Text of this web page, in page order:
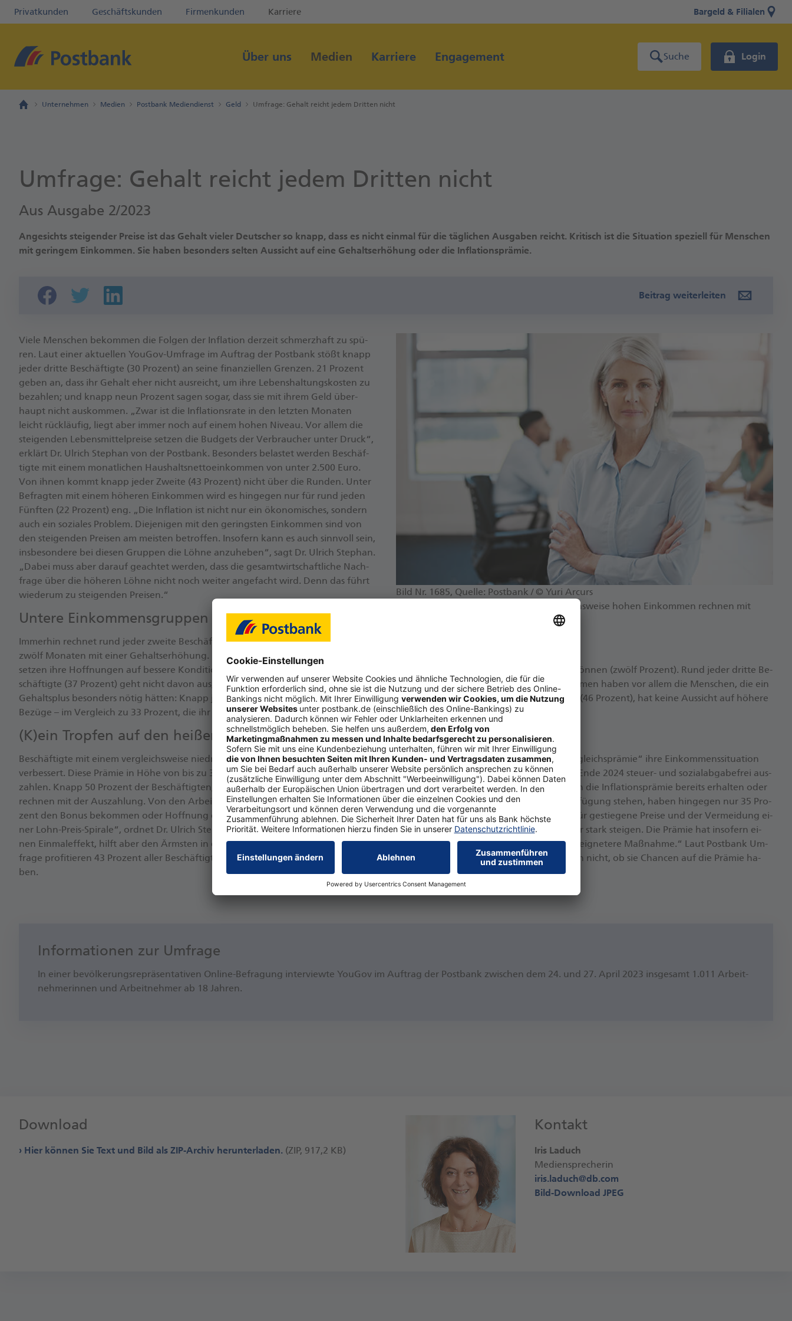
Direkt zur Hauptnavigation (Enter drücken) Bargeld & Filialen
Privatkunden Geschäftskunden Firmenkunden Karriere
Suche Login
Über uns Medien Karriere Engagement
Unternehmen Medien Postbank Mediendienst Geld Umfrage: Gehalt reicht jedem Dritten nicht
Umfrage: Gehalt reicht jedem Dritten nicht
Aus Ausgabe 2/2023
Angesichts steigender Preise ist das Gehalt vieler Deutscher so knapp, dass es nicht einmal für die täglichen Ausgaben reicht. Kritisch ist die Situation speziell für Menschen
mit geringem Einkommen. Sie haben besonders selten Aussicht auf eine Gehaltserhöhung oder die Inflationsprämie.
Beitrag weiterleiten
Bild Nr. 1685, Quelle: Postbank / © Yuri Arcurs
Vor allem Beschäftigte mit einem vergleichsweise hohen Einkommen rechnen mit
Vie­le Men­schen be­kom­men die Fol­gen der In­fla­ti­on der­zeit schmerz­haft zu spü­
ren. Laut ei­ner ak­tu­el­len You­Gov-Um­fra­ge im Auf­trag der Post­bank stö­ßt knapp
je­der drit­te Be­schäf­tig­te (30 Pro­zent) an sei­ne fi­nan­zi­el­len Gren­zen. 21 Pro­zent
ge­ben an, dass ihr Ge­halt eher nicht aus­reicht, um ih­re Le­bens­hal­tungs­kos­ten zu
be­zah­len; und knapp neun Pro­zent sa­gen so­gar, dass sie mit ih­rem Geld über­
haupt nicht aus­kom­men. „Zwar ist die In­fla­ti­ons­ra­te in den letz­ten Mo­na­ten
leicht rück­läu­fig, liegt aber im­mer noch auf ei­nem ho­hen Ni­veau. Vor al­lem die
stei­gen­den Le­bens­mit­tel­prei­se set­zen die Bud­gets der Ver­brau­cher un­ter Druck“,
er­klärt Dr. Ul­rich Ste­phan von der Post­bank. Be­son­ders be­las­tet wer­den Be­schäf­
tig­te mit ei­nem mo­nat­li­chen Haus­halts­net­to­ein­kom­men von un­ter 2.500 Eu­ro.
Von ih­nen kommt knapp je­der Zwei­te (43 Pro­zent) nicht über die Run­den. Un­ter
Be­frag­ten mit ei­nem hö­he­ren Ein­kom­men wird es hin­ge­gen nur für rund je­den
Fünf­ten (22 Pro­zent) eng. „Die In­fla­ti­on ist nicht nur ein öko­no­mi­sches, son­dern
auch ein so­zia­les Pro­blem. Die­je­ni­gen mit den ge­rings­ten Ein­kom­men sind von
den stei­gen­den Prei­sen am meis­ten be­trof­fen. In­so­fern kann es auch sinn­voll sein,
ins­be­son­de­re bei die­sen Grup­pen die Löh­ne an­zu­he­ben“, sagt Dr. Ul­rich Ste­phan.
„Da­bei muss aber dar­auf ge­ach­tet wer­den, dass die ge­samt­wirt­schaft­li­che Nach­
fra­ge über die hö­he­ren Löh­ne nicht noch wei­ter an­ge­facht wird. Denn das führt
wie­der­um zu stei­gen­den Prei­sen.“
Un­te­re Ein­kom­mens­grup­pen ge­hen leer aus
Im­mer­hin rech­net rund je­der zwei­te Be­schäf­tig­te (54 Pro­zent) in den kom­men­den
zwölf Mo­na­ten mit ei­ner Ge­halts­er­hö­hung. Die meis­ten von ih­nen (25 Pro­zent)
set­zen ih­re Hoff­nun­gen auf bes­se­re Kon­di­tio­nen durch ei­nen Ta­rif­ab­schluss oder dar­auf, in­di­vi­du­ell mehr Lohn aus­han­deln zu kön­nen (zwölf Pro­zent). Rund je­der drit­te Be­
schäf­tig­te (37 Pro­zent) geht nicht da­von aus, dass sein Ge­halt in ab­seh­ba­rer Zeit steigt. We­nig Hoff­nung auf ein hö­he­res Ein­kom­men ha­ben vor al­lem die Men­schen, die ein
Ge­halts­plus be­son­ders nö­tig hät­ten: Knapp je­der zwei­te Be­frag­te, der ak­tu­ell kaum sei­ne Le­bens­hal­tungs­kos­ten be­zah­len kann (46 Pro­zent), hat kei­ne Aus­sicht auf hö­he­re
Be­zü­ge – im Ver­gleich zu 33 Pro­zent, die ihr Ein­kom­men als aus­rei­chend be­zeich­nen.
(K)ein Trop­fen auf den hei­ßen Stein?
Be­schäf­tig­te mit ei­nem ver­gleichs­wei­se nied­ri­gen Ein­kom­men ha­ben zu­dem deut­lich sel­te­ner Aus­sich­ten, dass die „In­fla­ti­ons­aus­gleichs­prä­mie“ ih­re Ein­kom­mens­si­tua­ti­on
ver­bes­sert. Die­se Prä­mie in Hö­he von bis zu 3.000 Eu­ro kön­nen Ar­beit­ge­be­rin­nen und Ar­beit­ge­ber ih­ren Be­schäf­tig­ten noch bis En­de 2024 steu­er- und so­zi­al­ab­ga­be­frei aus­
zah­len. Knapp 50 Pro­zent der Be­schäf­tig­ten, de­ren mo­nat­li­ches Haus­halts­net­to­ein­kom­men bei 2.500 Eu­ro und mehr liegt, ha­ben die In­fla­ti­ons­prä­mie be­reits er­hal­ten oder
rech­nen mit der Aus­zah­lung. Von den Ar­beit­neh­me­rin­nen und Ar­beit­neh­mern, de­nen we­ni­ger als 2.500 Eu­ro im Mo­nat zur Ver­fü­gung ste­hen, ha­ben hin­ge­gen nur 35 Pro­
zent den Bo­nus be­kom­men oder Hoff­nung dar­auf. „Die In­fla­ti­ons­prä­mie ist si­cher­lich ein Mit­tel­weg zwi­schen ei­nem Aus­gleich für ge­stie­ge­ne Prei­se und der Ver­mei­dung ei­
ner Lohn-Preis-Spi­ra­le“, ord­net Dr. Ul­rich Ste­phan ein. „Al­ler­dings wer­den die Prei­se in Zu­kunft kaum fal­len, son­dern nur we­ni­ger stark stei­gen. Die Prä­mie hat in­so­fern ei­
nen Ein­mal­ef­fekt, hilft aber den Ärms­ten in den Fol­ge­jah­ren nicht. Ein dau­er­haf­ter In­fla­ti­ons­aus­gleich wä­re hier si­cher­lich die ge­eig­ne­te­re Maß­nah­me.“ Laut Post­bank Um­
fra­ge pro­fi­tie­ren 43 Pro­zent al­ler Be­schäf­tig­ten von der In­fla­ti­ons­prä­mie, 49 Pro­zent ge­hen leer aus, knapp sie­ben Pro­zent wis­sen nicht, ob sie Chan­cen auf die Prä­mie ha­
ben.
Informationen zur Umfrage
In ei­ner be­völ­ke­rungs­re­prä­sen­ta­ti­ven On­line-Be­fra­gung in­ter­view­te You­Gov im Auf­trag der Post­bank zwi­schen dem 24. und 27. April 2023 ins­ge­samt 1.011 Ar­beit­
neh­me­rin­nen und Ar­beit­neh­mer ab 18 Jah­ren.
Download
Hier können Sie Text und Bild als ZIP-Archiv herunterladen. (ZIP, 917,2 KB)
Kontakt
Iris Laduch
Mediensprecherin
iris.laduch@db.com
Bild-Download JPEG